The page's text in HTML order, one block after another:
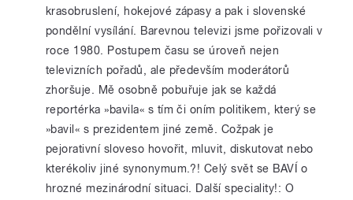
krasobruslení, hokejové zápasy a pak i slovenské
pondělní vysílání. Barevnou televizi jsme pořizovali v
roce 1980. Postupem času se úroveň nejen
televizních pořadů, ale především moderátorů
zhoršuje. Mě osobně pobuřuje jak se každá
reportérka »bavila« s tím či oním politikem, který se
»bavil« s prezidentem jiné země. Cožpak je
pejorativní sloveso hovořit, mluvit, diskutovat nebo
kterékoliv jiné synonymum.?! Celý svět se BAVÍ o
hrozné mezinárodní situaci. Další speciality!: O